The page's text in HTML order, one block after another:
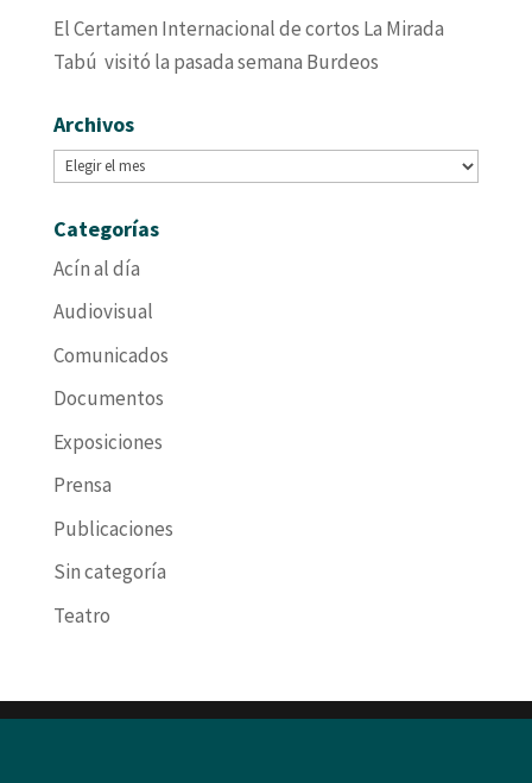
El Certamen Internacional de cortos La Mirada
Tabú visitó la pasada semana Burdeos
Archivos
Archivos
Categorías
Acín al día
Audiovisual
Comunicados
Documentos
Exposiciones
Prensa
Publicaciones
Sin categoría
Teatro